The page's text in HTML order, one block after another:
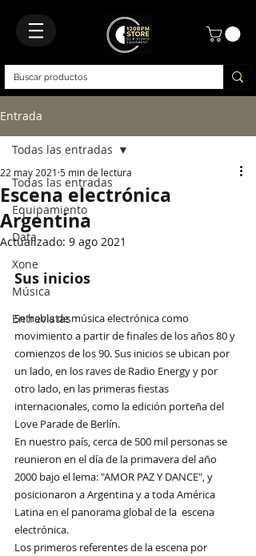
Entrada
Todas las entradas
Equipamiento
Data
Xone
Música
Entrevistas
Todas las entradas
Escena electrónica
Argentina
22 may 2021 5 min de lectura
Actualizado: 9 ago 2021
Sus inicios
Se habla de música electrónica como
movimiento a partir de finales de los años 80 y
comienzos de los 90. Sus inicios se ubican por
un lado, en los raves de Radio Energy y por
otro lado, en las primeras fiestas
internacionales, como la edición porteña del
Love Parade de Berlín.
En nuestro país, cerca de 500 mil personas se
reunieron en el día de la primavera del año
2000 bajo el lema: "AMOR PAZ Y DANCE", y
posicionaron a Argentina y a toda América
Latina en el panorama global de la  escena
electrónica.
Los primeros referentes de la escena por